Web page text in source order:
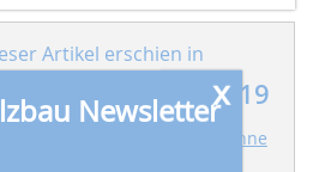
Artikel erschien in
06/2019
Akku-Streifennagler ohne
x
Newsletter